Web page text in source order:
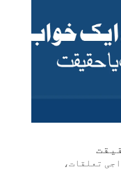
تعلقات،